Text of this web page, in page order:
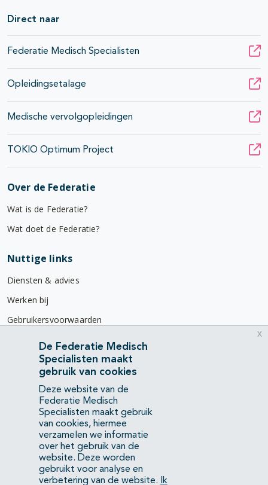
Direct naar
Federatie Medisch Specialisten
Opleidingsetalage
Medische vervolgopleidingen
TOKIO Optimum Project
Over de Federatie
Wat is de Federatie?
Wat doet de Federatie?
Nuttige links
Diensten & advies
Werken bij
Gebruikersvoorwaarden
Privacyverklaring
Contact
Mercatorlaan 1200
3528 BL Utrecht
(088) 505 34 34
info@richtlijnendatabase.nl
YouTubeLinkedIn
De Federatie Medisch
Specialisten maakt
gebruik van cookies
Deze website van de
Federatie Medisch
Specialisten maakt gebruik
van cookies, hiermee
verzamelen we informatie
over het gebruik van de
website. Deze worden
gebruikt voor analyse en
verbetering van de website.
Ik
x